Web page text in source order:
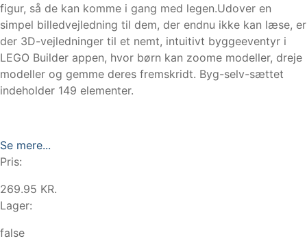
figur, så de kan komme i gang med legen.Udover en
simpel billedvejledning til dem, der endnu ikke kan læse, er
der 3D-vejledninger til et nemt, intuitivt byggeeventyr i
LEGO Builder appen, hvor børn kan zoome modeller, dreje
modeller og gemme deres fremskridt. Byg-selv-sættet
indeholder 149 elementer.
Se mere...
Pris:
269.95 KR.
Lager:
false